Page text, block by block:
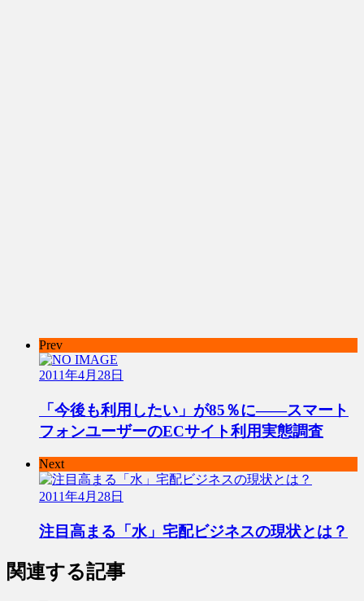
Prev
2011年4月28日
「今後も利用したい」が85％に――スマート
フォンユーザーのECサイト利用実態調査
Next
2011年4月28日
注目高まる「水」宅配ビジネスの現状とは？
関連する記事